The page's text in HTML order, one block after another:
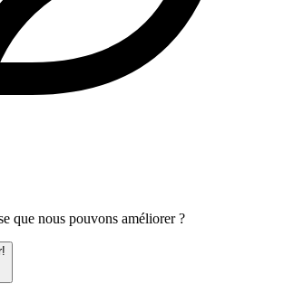
que nous pouvons améliorer ?